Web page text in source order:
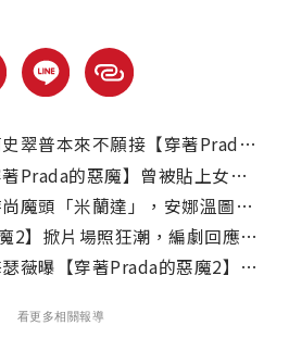
本來不願接【穿著Prada的惡魔】？
的惡魔】曾被貼上女性電影標籤？
米蘭達」，安娜溫圖終於說了她的看法
2】掀片場照狂潮，編劇回應了！
【穿著Prada的惡魔2】時尚定裝照！
看更多相關報導